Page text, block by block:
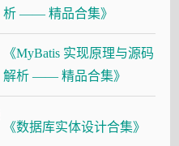
析 —— 精品合集》
《MyBatis 实现原理与源码
解析 —— 精品合集》
《数据库实体设计合集》